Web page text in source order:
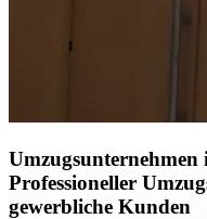
Professioneller
gewerbliche Kunden